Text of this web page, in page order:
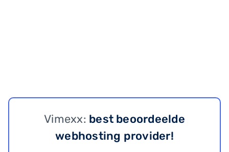
Vimexx: best beoordeelde
webhosting provider!